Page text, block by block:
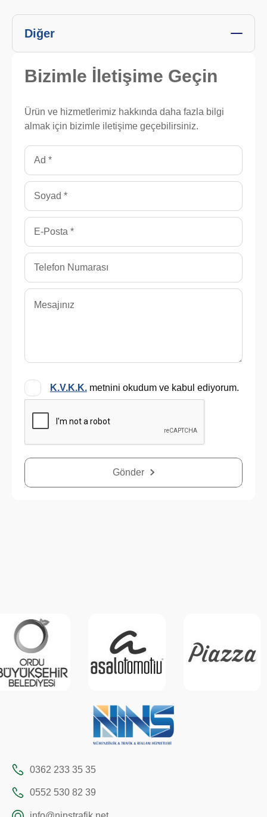
Diğer
Bizimle İletişime Geçin
Ürün ve hizmetlerimiz hakkında daha fazla bilgi
almak için bizimle iletişime geçebilirsiniz.
K.V.K.K.metnini okudum ve kabul ediyorum.
Gönder
0362 233 35 35
0552 530 82 39